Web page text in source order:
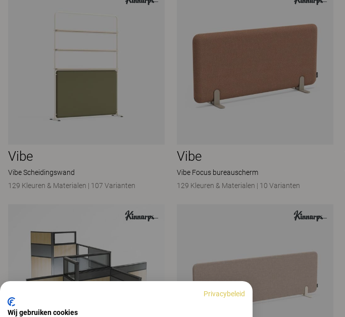
Vibe
Vibe Scheidingswand
129 Kleuren & Materialen | 107 Varianten
Vibe
Vibe Focus bureauscherm
129 Kleuren & Materialen | 10 Varianten
Privacybeleid
Wij gebruiken cookies